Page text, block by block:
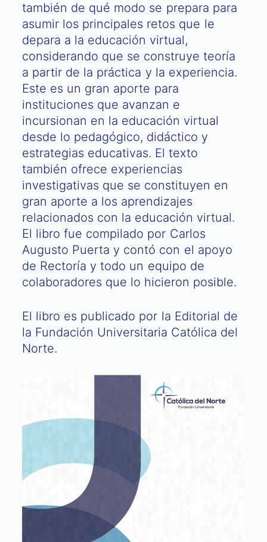
también de qué modo se prepara para
asumir los principales retos que le
depara a la educación virtual,
considerando que se construye teoría
a partir de la práctica y la experiencia.
Este es un gran aporte para
instituciones que avanzan e
incursionan en la educación virtual
desde lo pedagógico, didáctico y
estrategias educativas. El texto
también ofrece experiencias
investigativas que se constituyen en
gran aporte a los aprendizajes
relacionados con la educación virtual.
El libro fue compilado por Carlos
Augusto Puerta y contó con el apoyo
de Rectoría y todo un equipo de
colaboradores que lo hicieron posible.
El libro es publicado por la Editorial de
la Fundación Universitaria Católica del
Norte.